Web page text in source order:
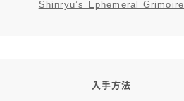
Shinryu’s Ephemeral Grimoire
入手方法